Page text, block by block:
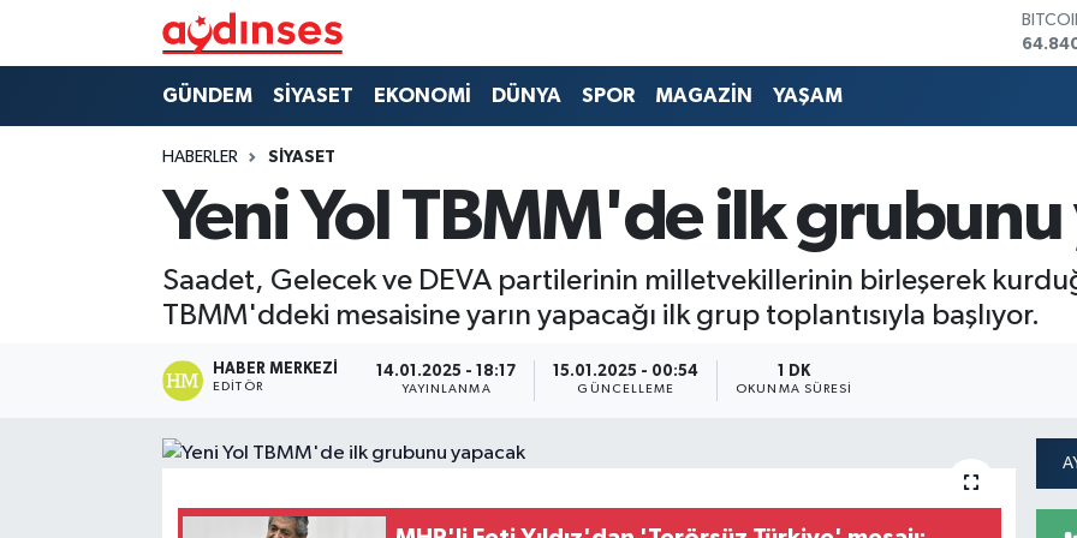
GRAM
13.779
GÜNDEM SİYASET EKONOMİ DÜNYA SPOR MAGAZİN YAŞAM
HABERLER SİYASET
Yeni Yol TBMM'de ilk
Saadet, Gelecek ve DEVA partilerinin milletvekillerinin birleşerek
TBMM'ddeki mesaisine yarın yapacağı ilk grup toplantısıyla başlıyor.
HABER MERKEZI
EDITÖR
14.01.2025 - 18:17
YAYINLANMA
15.01.2025 - 00:54
GÜNCELLEME
1 DK
OKUNMA SÜRESI
MAGAZİN
Nöbetçi Eczaneler
Hava Durumu
Aydin Namaz Vakitleri
Trafik Durumu
Tüm Manşetler
Son Dakika Haberleri